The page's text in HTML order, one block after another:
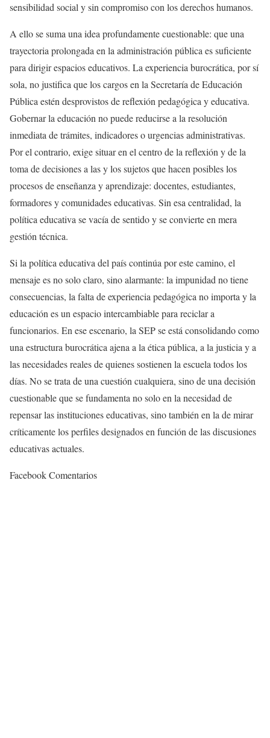
sensibilidad social y sin compromiso con los derechos humanos.
A ello se suma una idea profundamente cuestionable: que una
trayectoria prolongada en la administración pública es suficiente
para dirigir espacios educativos. La experiencia burocrática, por sí
sola, no justifica que los cargos en la Secretaría de Educación
Pública estén desprovistos de reflexión pedagógica y educativa.
Gobernar la educación no puede reducirse a la resolución
inmediata de trámites, indicadores o urgencias administrativas.
Por el contrario, exige situar en el centro de la reflexión y de la
toma de decisiones a las y los sujetos que hacen posibles los
procesos de enseñanza y aprendizaje: docentes, estudiantes,
formadores y comunidades educativas. Sin esa centralidad, la
política educativa se vacía de sentido y se convierte en mera
gestión técnica.
Si la política educativa del país continúa por este camino, el
mensaje es no solo claro, sino alarmante: la impunidad no tiene
consecuencias, la falta de experiencia pedagógica no importa y la
educación es un espacio intercambiable para reciclar a
funcionarios. En ese escenario, la SEP se está consolidando como
una estructura burocrática ajena a la ética pública, a la justicia y a
las necesidades reales de quienes sostienen la escuela todos los
días. No se trata de una cuestión cualquiera, sino de una decisión
cuestionable que se fundamenta no solo en la necesidad de
repensar las instituciones educativas, sino también en la de mirar
críticamente los perfiles designados en función de las discusiones
educativas actuales.
Facebook Comentarios